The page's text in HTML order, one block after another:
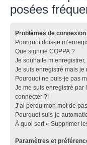
posées
Problèmes de
Pourquoi dois-je
Que signifie COPPA ?
Je souhaite
Je suis enregistré mais je
Pourquoi ne puis-je pas
Je me suis enregistré par
connecter ?!
J’ai perdu mon mot de
Pourquoi suis-je
À quoi sert « Supprimer
Paramètres et